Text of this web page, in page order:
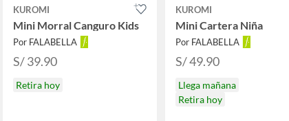
KUROMI
Mini Morral Canguro Kids
Por FALABELLA
S/ 39.90
Retira hoy
KUROMI
Mini Cartera Niña
Por FALABELLA
S/ 49.90
Llega mañana
Retira hoy